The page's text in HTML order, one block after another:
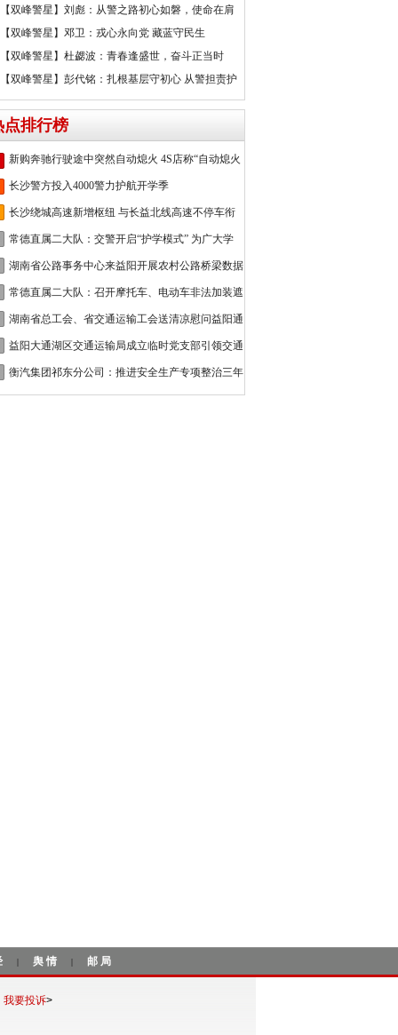
【双峰警星】刘彪：从警之路初心如磐，使命在肩
【双峰警星】邓卫：戎心永向党 藏蓝守民生
【双峰警星】杜勰波：青春逢盛世，奋斗正当时
【双峰警星】彭代铭：扎根基层守初心 从警担责护
点排行榜
新购奔驰行驶途中突然自动熄火 4S店称“自动熄火
长沙警方投入4000警力护航开学季
长沙绕城高速新增枢纽 与长益北线高速不停车衔
接
常德直属二大队：交警开启“护学模式” 为广大学
湖南省公路事务中心来益阳开展农村公路桥梁数据
常德直属二大队：召开摩托车、电动车非法加装遮
湖南省总工会、省交通运输工会送清凉慰问益阳通
益阳大通湖区交通运输局成立临时党支部引领交通
衡汽集团祁东分公司：推进安全生产专项整治三年
| 舆情 | 邮局
我要投诉>